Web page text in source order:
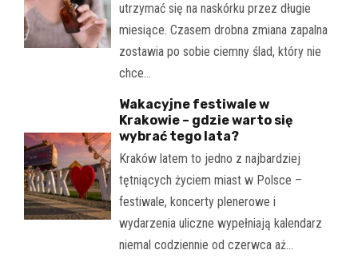
utrzymać się na naskórku przez długie
miesiące. Czasem drobna zmiana zapalna
zostawia po sobie ciemny ślad, który nie
chce…
Wakacyjne festiwale w
Krakowie – gdzie warto się
wybrać tego lata?
Kraków latem to jedno z najbardziej
tętniących życiem miast w Polsce –
festiwale, koncerty plenerowe i
wydarzenia uliczne wypełniają kalendarz
niemal codziennie od czerwca aż…